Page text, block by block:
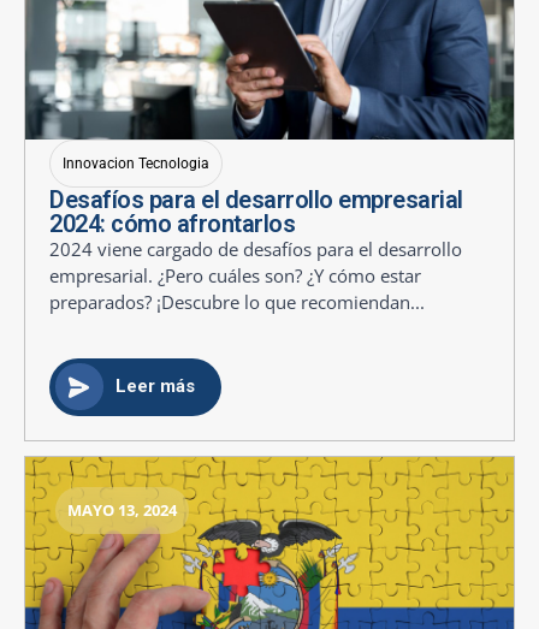
Innovacion Tecnologia
Desafíos para el desarrollo empresarial
2024: cómo afrontarlos
2024 viene cargado de desafíos para el desarrollo
empresarial. ¿Pero cuáles son? ¿Y cómo estar
preparados? ¡Descubre lo que recomiendan...
Leer más
MAYO 13, 2024